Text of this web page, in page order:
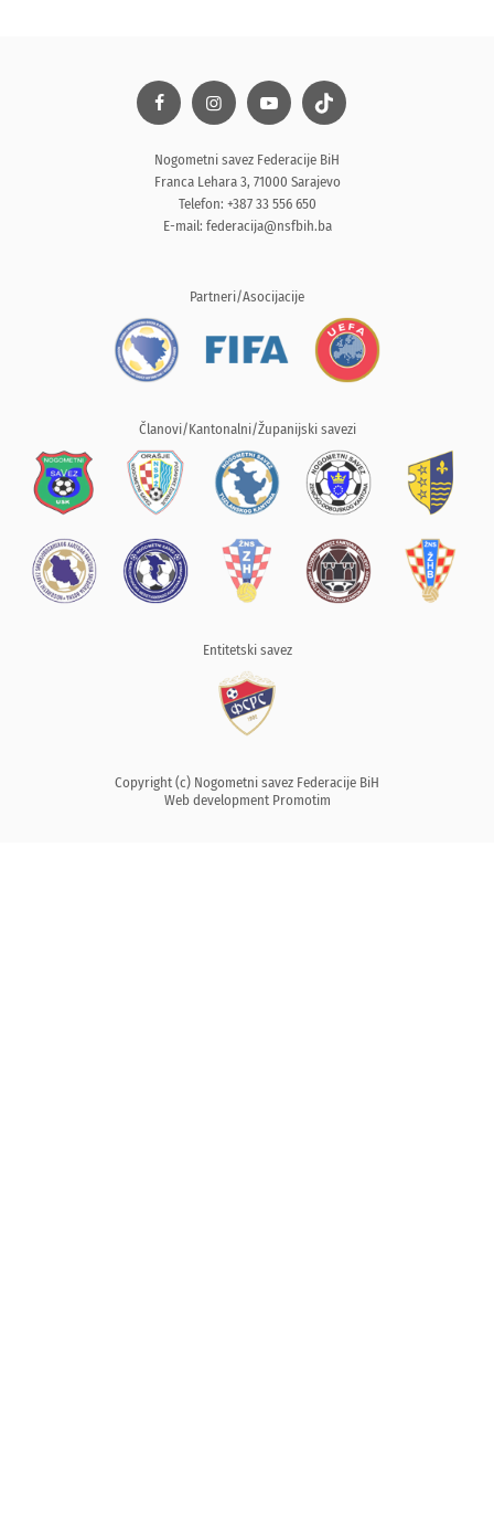
Nogometni savez Federacije BiH
Franca Lehara 3, 71000 Sarajevo
Telefon: +387 33 556 650
E-mail: federacija@nsfbih.ba
Partneri/Asocijacije
Članovi/Kantonalni/Županijski savezi
Entitetski savez
Copyright (c) Nogometni savez Federacije BiH
Web development Promotim